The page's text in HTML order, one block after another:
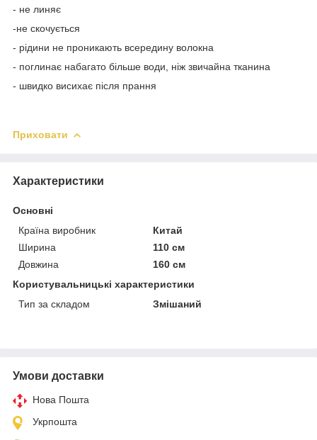
- не линяє
-не скочується
- рідини не проникають всередину волокна
- поглинає набагато більше води, ніж звичайна тканина
- швидко висихає після прання
Приховати
Характеристики
Основні
Країна виробник
Китай
Ширина
110 см
Довжина
160 см
Користувальницькі характеристики
Тип за складом
Змішаний
Умови доставки
Нова Пошта
Укрпошта